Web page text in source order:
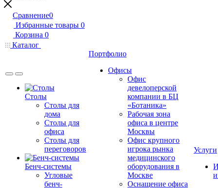
Сравнение0
Избранные товары 0
Корзина 0
Каталог
Столы
Столы для
дома
Столы для
офиса
Столы для
переговоров
Бенч-системы
Угловые
бенч-
Портфолио
Офисы
Офис
девелоперской
компании в БЦ
«Ботаника»
Рабочая зона
офиса в центре
Москвы
Офис крупного
игрока рынка
медицинского
оборудования в
Москве
Оснащение офиса
Услуги